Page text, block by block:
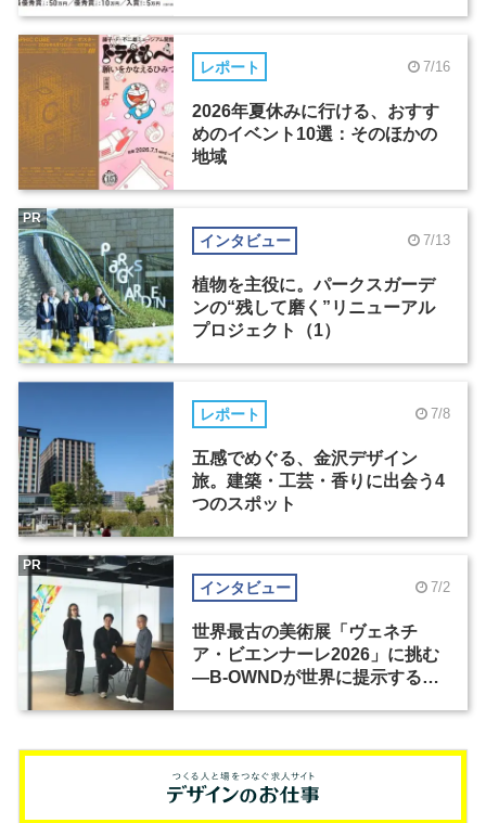
レポート 7/16
2026年夏休みに行ける、おすす
めのイベント10選：そのほかの
地域
インタビュー 7/13
植物を主役に。パークスガーデ
ンの“残して磨く”リニューアル
プロジェクト（1）
PR
レポート 7/8
五感でめぐる、金沢デザイン
旅。建築・工芸・香りに出会う4
つのスポット
インタビュー 7/2
世界最古の美術展「ヴェネチ
ア・ビエンナーレ2026」に挑む
―B-OWNDが世界に提示する美
PR